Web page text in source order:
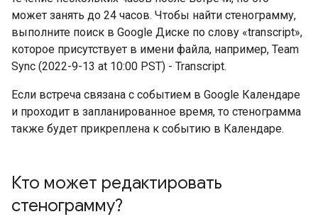
может занять до 24 часов. Чтобы найти стенограмму,
выполните поиск в Google Диске по слову «transcript»,
которое присутствует в имени файла, например, Team
Sync (2022-9-13 at 10:00 PST) - Transcript.
Если встреча связана с событием в Google Календаре
и проходит в запланированное время, то стенограмма
также будет прикреплена к событию в Календаре.
Кто может редактировать
стенограмму?